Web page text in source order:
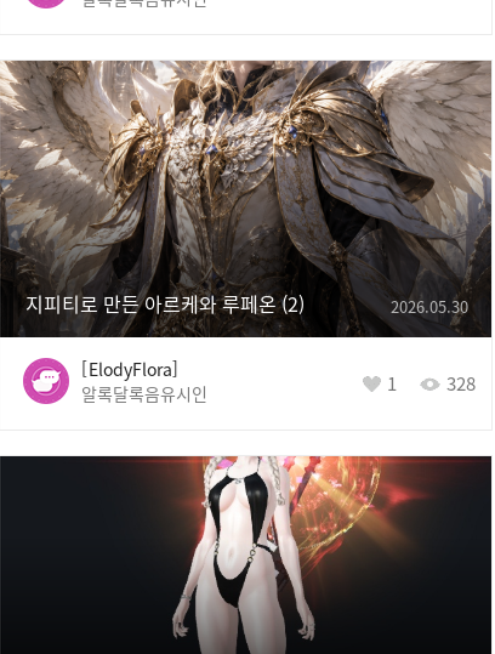
지피티로 만든 아르케와 루페온 2
ElodyFlora
알록달록음유시인
1 328
2026.05.30